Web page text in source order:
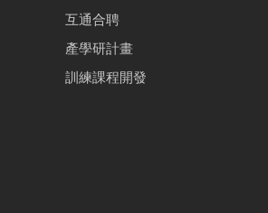
互通合聘
產學研計畫
訓練課程開發